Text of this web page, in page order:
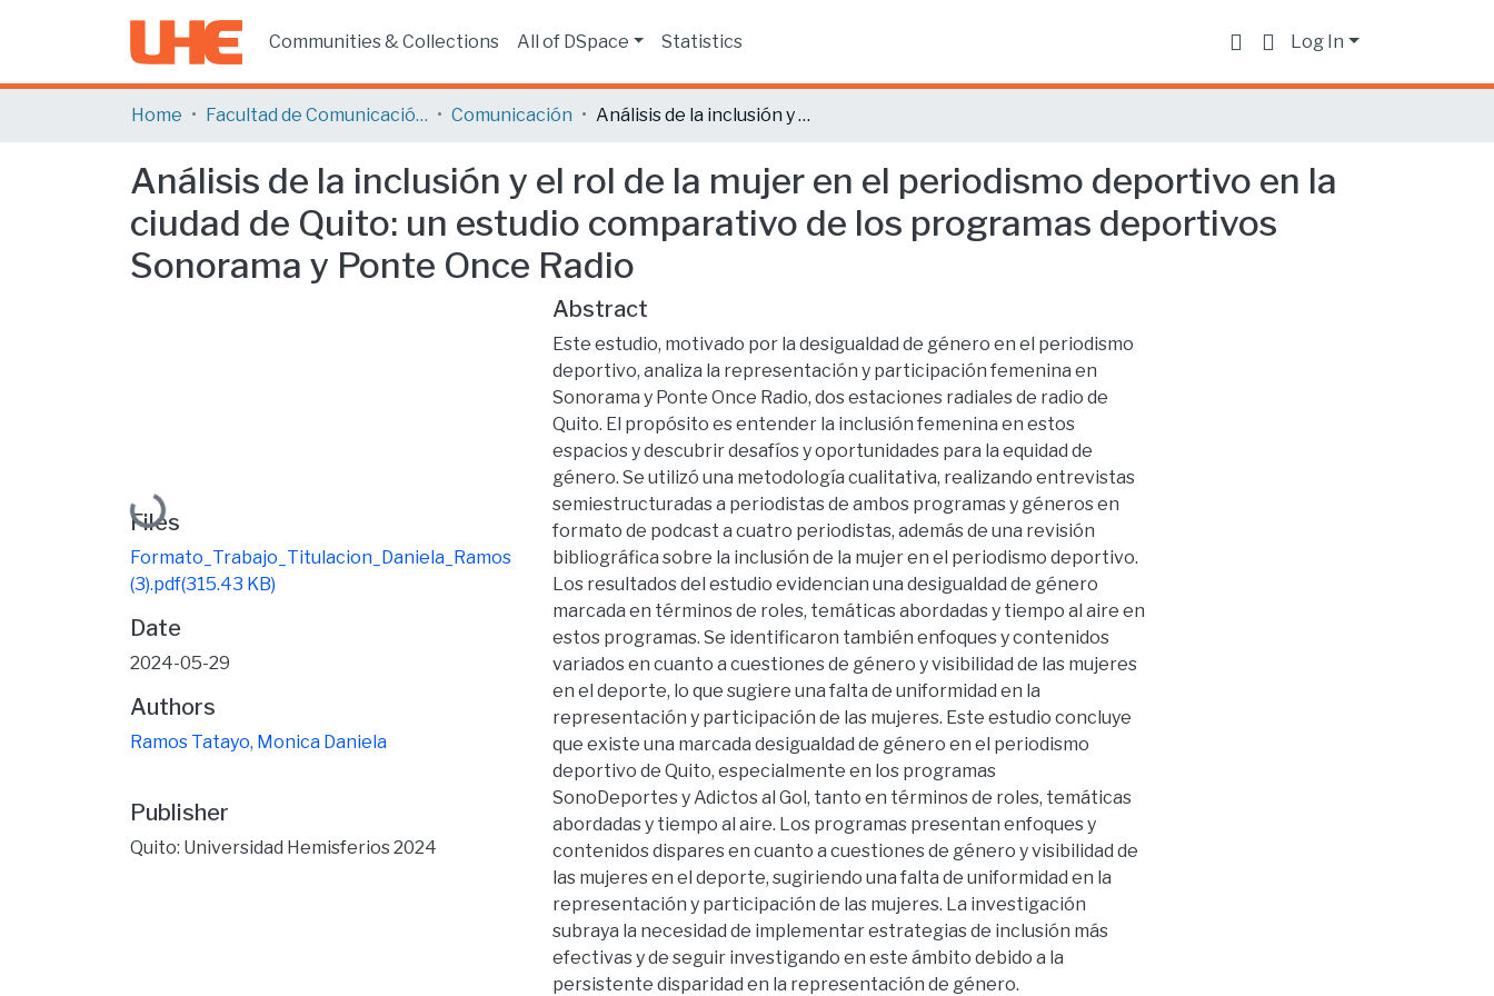
Communities & Collections All of DSpace Statistics Log In
Home Facultad de Comunicación y Tecnologías de la Información Comunicación Análisis de la inclusión y el rol de la mujer en el periodismo deportivo en la ciudad de Quito: un estudio comparativo de los programas deportivos Sonorama y Ponte Once Radio
Análisis de la inclusión y el rol de la mujer en el periodismo deportivo en la
ciudad de Quito: un estudio comparativo de los programas deportivos
Sonorama y Ponte Once Radio
Loading...
Files
Formato_Trabajo_Titulacion_Daniela_Ramos
(3).pdf(315.43 KB)
Date
2024-05-29
Authors
Ramos Tatayo, Monica Daniela
Publisher
Quito: Universidad Hemisferios 2024
Abstract
Este estudio, motivado por la desigualdad de género en el periodismo
deportivo, analiza la representación y participación femenina en
Sonorama y Ponte Once Radio, dos estaciones radiales de radio de
Quito. El propósito es entender la inclusión femenina en estos
espacios y descubrir desafíos y oportunidades para la equidad de
género. Se utilizó una metodología cualitativa, realizando entrevistas
semiestructuradas a periodistas de ambos programas y géneros en
formato de podcast a cuatro periodistas, además de una revisión
bibliográfica sobre la inclusión de la mujer en el periodismo deportivo.
Los resultados del estudio evidencian una desigualdad de género
marcada en términos de roles, temáticas abordadas y tiempo al aire en
estos programas. Se identificaron también enfoques y contenidos
variados en cuanto a cuestiones de género y visibilidad de las mujeres
en el deporte, lo que sugiere una falta de uniformidad en la
representación y participación de las mujeres. Este estudio concluye
que existe una marcada desigualdad de género en el periodismo
deportivo de Quito, especialmente en los programas
SonoDeportes y Adictos al Gol, tanto en términos de roles, temáticas
abordadas y tiempo al aire. Los programas presentan enfoques y
contenidos dispares en cuanto a cuestiones de género y visibilidad de
las mujeres en el deporte, sugiriendo una falta de uniformidad en la
representación y participación de las mujeres. La investigación
subraya la necesidad de implementar estrategias de inclusión más
efectivas y de seguir investigando en este ámbito debido a la
persistente disparidad en la representación de género.